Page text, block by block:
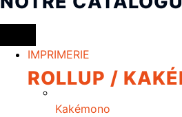
Kakémono
IMPRIMERIE
ROLLUP /